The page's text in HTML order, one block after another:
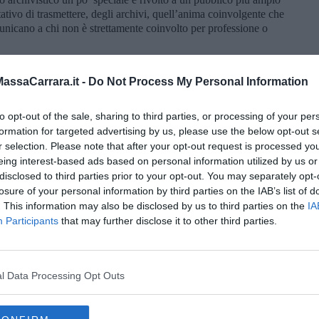
- Do Not Process My Personal Information
opt-out of the sale, sharing to third parties, or processing of your
for targeted advertising by us, please use the below opt-out
selection. Please note that after your opt-out request is processed
interest-based ads based on personal information utilized by us
to third parties prior to your opt-out. You may separately
of your personal information by third parties on the IAB’s list of
This information may also be disclosed by us to third parties on the
Participants that may further disclose it to other third parties.
Data Processing Opt Outs
di trasmettere, degli archivi, quell’anima coinvolgente che
a chi non è strettamente coinvolto per professione o
esperto a scoprire le potenzialità del fondo archivistico
che esso tocca e le infinite storie che dalle sue carte possono
storico, che ha avviato un processo di prevenzione
la consultazione anche a distanza, in qualunque
coinvolti sono stati i Contratti, serie apparentemente meno
di analisi e studio per la conoscenza del territorio, dei
iscriviti allaNewsletter QUInews - ToscanaMedia.
nella tua casella di posta.